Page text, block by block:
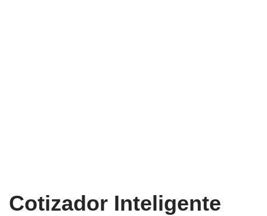
Cotizador Inteligente